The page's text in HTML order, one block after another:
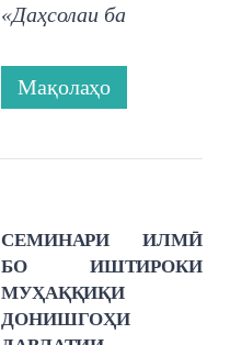
«Даҳсолаи ба
Мақолаҳо
СЕМИНАРИ ИЛМӢ
БО ИШТИРОКИ
МУҲАҚҚИҚИ
ДОНИШГОҲИ